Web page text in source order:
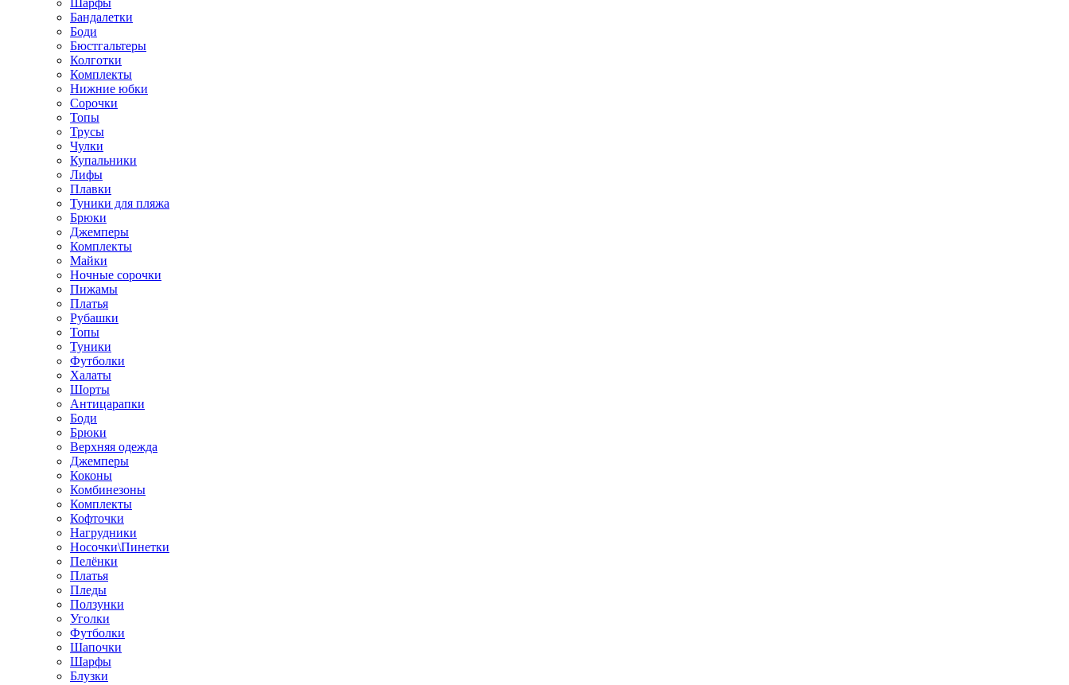
Бандалетки
Боди
Бюстгальтеры
Колготки
Комплекты
Нижние юбки
Сорочки
Топы
Трусы
Чулки
Купальники
Лифы
Плавки
Туники для пляжа
Брюки
Джемперы
Комплекты
Майки
Ночные сорочки
Пижамы
Платья
Рубашки
Топы
Туники
Футболки
Халаты
Шорты
Антицарапки
Боди
Брюки
Верхняя одежда
Джемперы
Коконы
Комбинезоны
Комплекты
Кофточки
Нагрудники
Носочки\Пинетки
Пелёнки
Платья
Пледы
Ползунки
Уголки
Футболки
Шапочки
Шарфы
Блузки